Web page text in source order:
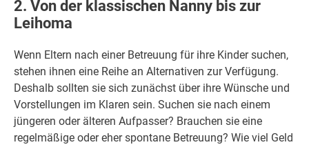
2. Von der klassischen Nanny bis zur
Leihoma
Wenn Eltern nach einer Betreuung für ihre Kinder suchen,
stehen ihnen eine Reihe an Alternativen zur Verfügung.
Deshalb sollten sie sich zunächst über ihre Wünsche und
Vorstellungen im Klaren sein. Suchen sie nach einem
jüngeren oder älteren Aufpasser? Brauchen sie eine
regelmäßige oder eher spontane Betreuung? Wie viel Geld